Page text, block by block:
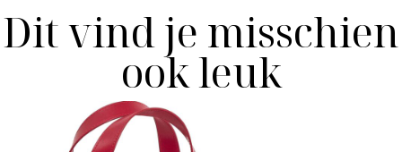
Dit vind je misschien
ook leuk